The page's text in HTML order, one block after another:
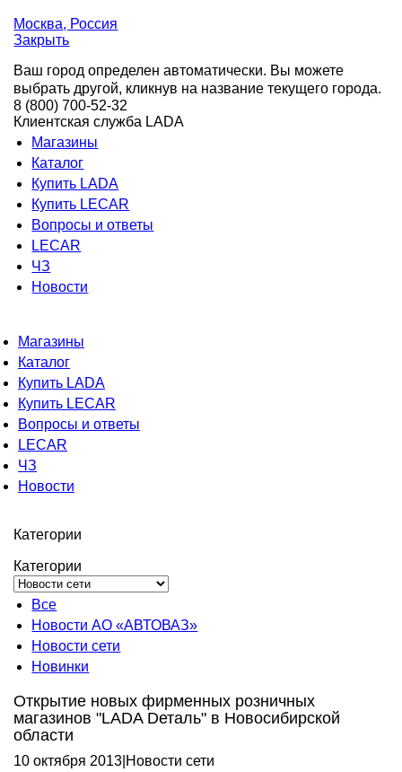
Москва, Россия
Закрыть
Ваш город определен автоматически. Вы можете
выбрать другой, кликнув на название текущего города.
8 (800) 700-52-32
Клиентская служба LADA
Магазины
Каталог
Купить LADA
Купить LECAR
Вопросы и ответы
LECAR
ЧЗ
Новости
Магазины
Каталог
Купить LADA
Купить LECAR
Вопросы и ответы
LECAR
ЧЗ
Новости
Категории
Категории
Все
Новости АО «АВТОВАЗ»
Новости сети
Новинки
Открытие новых фирменных розничных
магазинов "LADA Dеталь" в Новосибирской
области
10 октября 2013 Новости сети